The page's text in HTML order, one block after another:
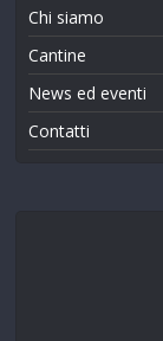
Chi siamo
Cantine
News ed eventi
Contatti